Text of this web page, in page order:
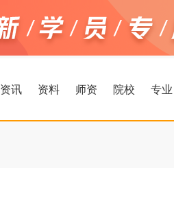
资讯 资料 师资 院校 专业